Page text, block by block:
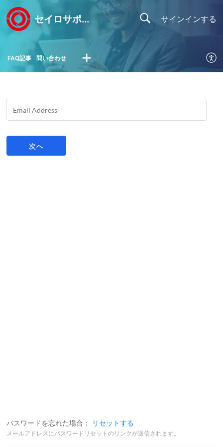
セイロサポートセンター サインインする
FAQ記事 問い合わせ
パスワードを忘れた場合： リセットする
メールアドレスにパスワードリセットのリンクが送信されます。